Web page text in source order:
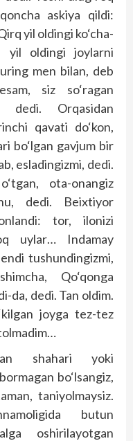
askiya qildi:
yil oldingi ko‘cha-
yil oldingi joylarni
men bilan, deb
siz so‘ragan
dedi. Orqasidan
qavati do‘kon,
bo‘lgan gavjum bir
esladingizmi, dedi.
ota-onangiz
dedi. Beixtiyor
tor, ilonizi
uylar… Indamay
tushundingizmi,
Qo‘qonga
da, dedi. Tan oldim.
joyga tez-tez
shahari yoki
bo‘lsangiz,
taniyolmaysiz.
butun
oshirilayotgan